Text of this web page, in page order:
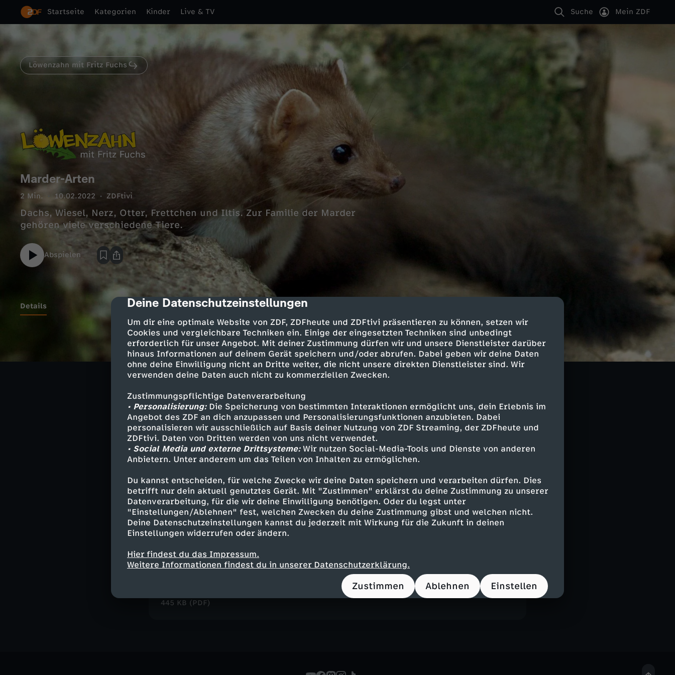
cmp-dialog-description
Deine Datenschutzeinstellungen
Um dir eine optimale Website von ZDF, ZDFheute und ZDFtivi präsentieren zu können, setzen wir
Cookies und vergleichbare Techniken ein. Einige der eingesetzten Techniken sind unbedingt
erforderlich für unser Angebot. Mit deiner Zustimmung dürfen wir und unsere Dienstleister darüber
hinaus Informationen auf deinem Gerät speichern und/oder abrufen. Dabei geben wir deine Daten
ohne deine Einwilligung nicht an Dritte weiter, die nicht unsere direkten Dienstleister sind. Wir
verwenden deine Daten auch nicht zu kommerziellen Zwecken.
Zustimmungspflichtige Datenverarbeitung
• Personalisierung:Die Speicherung von bestimmten Interaktionen ermöglicht uns, dein Erlebnis im
Angebot des ZDF an dich anzupassen und Personalisierungsfunktionen anzubieten. Dabei
personalisieren wir ausschließlich auf Basis deiner Nutzung von ZDF Streaming, der ZDFheute und
ZDFtivi. Daten von Dritten werden von uns nicht verwendet.
• Social Media und externe Drittsysteme:Wir nutzen Social-Media-Tools und Dienste von anderen
Anbietern. Unter anderem um das Teilen von Inhalten zu ermöglichen.
Du kannst entscheiden, für welche Zwecke wir deine Daten speichern und verarbeiten dürfen. Dies
betrifft nur dein aktuell genutztes Gerät. Mit "Zustimmen" erklärst du deine Zustimmung zu unserer
Datenverarbeitung, für die wir deine Einwilligung benötigen. Oder du legst unter
"Einstellungen/Ablehnen" fest, welchen Zwecken du deine Zustimmung gibst und welchen nicht.
Deine Datenschutzeinstellungen kannst du jederzeit mit Wirkung für die Zukunft in deinen
Einstellungen widerrufen oder ändern.
Hier findest du das Impressum.
Weitere Informationen findest du in unserer Datenschutzerklärung.
Zustimmen Ablehnen Einstellen
Startseite Kategorien Kinder Live & TV Suche Mein ZDF
Löwenzahn mit Fritz Fuchs
Marder-Arten
2 Min. 10.02.2022 ZDFtivi
Dachs, Wiesel, Nerz, Otter, Frettchen und Iltis. Zur Familie der Marder
gehören viele verschiedene Tiere.
Abspielen
Details
Ähnliche Inhalte entdecken
Löwenzahn mit Fritz Fuchs Löwenzahn
Bauwagen zum Nachbasteln
Herunterladen
3,2 MB (PDF)
Leckeres Blaubeerbrot-Rezept
Aus der Folge "Brot und Korn"
Herunterladen
126 KB (PDF)
Freundebuch von Keks
445 KB (PDF)